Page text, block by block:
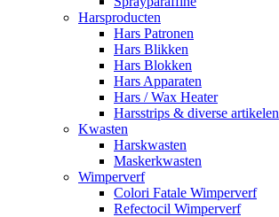
Harsproducten
Hars Patronen
Hars Blikken
Hars Blokken
Hars Apparaten
Hars / Wax Heater
Harsstrips & diverse artikelen
Kwasten
Harskwasten
Maskerkwasten
Wimperverf
Colori Fatale Wimperverf
Refectocil Wimperverf